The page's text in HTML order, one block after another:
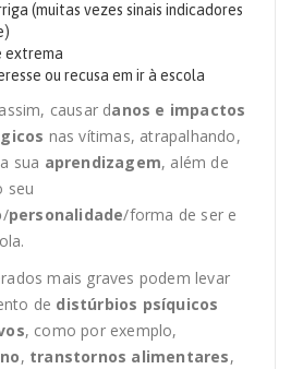
(muitas vezes sinais indicadores
extrema
ou recusa em ir à escola
causar danos e impactos
nas vítimas, atrapalhando,
sua aprendizagem, além de
seu
/personalidade/forma de ser e
mais graves podem levar
de distúrbios psíquicos
, como por exemplo,
, transtornos alimentares,